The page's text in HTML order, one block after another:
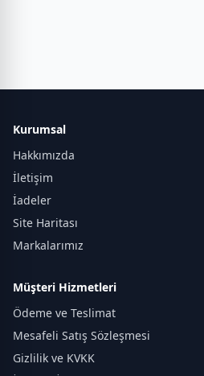
Kurumsal
Hakkımızda
İletişim
İadeler
Site Haritası
Markalarımız
Müşteri Hizmetleri
Ödeme ve Teslimat
Mesafeli Satış Sözleşmesi
Gizlilik ve KVKK